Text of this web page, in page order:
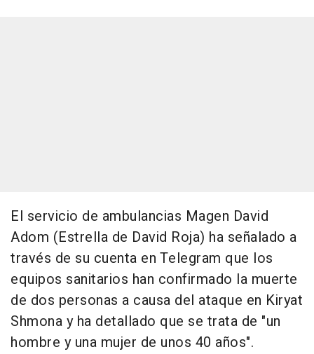
El servicio de ambulancias Magen David
Adom (Estrella de David Roja) ha señalado a
través de su cuenta en Telegram que los
equipos sanitarios han confirmado la muerte
de dos personas a causa del ataque en Kiryat
Shmona y ha detallado que se trata de "un
hombre y una mujer de unos 40 años".